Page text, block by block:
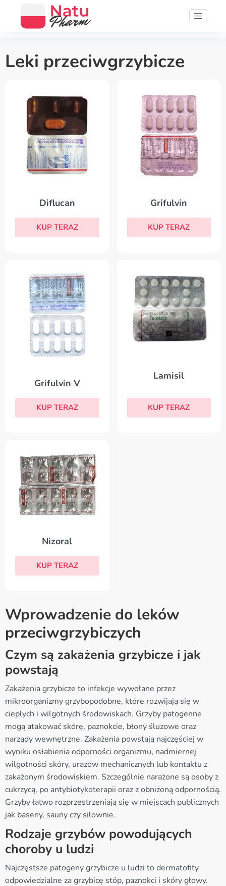
Leki przeciwgrzybicze
Diflucan
KUP TERAZ
Grifulvin
KUP TERAZ
Grifulvin V
KUP TERAZ
Lamisil
KUP TERAZ
Nizoral
KUP TERAZ
Wprowadzenie do leków
przeciwgrzybiczych
Czym są zakażenia grzybicze i jak
powstają
Zakażenia grzybicze to infekcje wywołane przez
mikroorganizmy grzybopodobne, które rozwijają się w
ciepłych i wilgotnych środowiskach. Grzyby patogenne
mogą atakować skórę, paznokcie, błony śluzowe oraz
narządy wewnętrzne. Zakażenia powstają najczęściej w
wyniku osłabienia odporności organizmu, nadmiernej
wilgotności skóry, urazów mechanicznych lub kontaktu z
zakażonym środowiskiem. Szczególnie narażone są osoby z
cukrzycą, po antybiotykoterapii oraz z obniżoną odpornością.
Grzyby łatwo rozprzestrzeniają się w miejscach publicznych
jak baseny, sauny czy siłownie.
Rodzaje grzybów powodujących
choroby u ludzi
Najczęstsze patogeny grzybicze u ludzi to dermatofity
odpowiedzialne za grzybicę stóp, paznokci i skóry głowy.